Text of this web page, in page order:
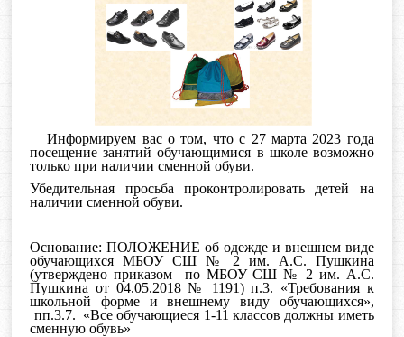
Информируем вас о том, что с 27 марта 2023 года
посещение занятий обучающимися в школе возможно
только при наличиисменной обуви.
Убедительная просьба проконтролировать детей на
наличии сменной обуви.
Основание: ПОЛОЖЕНИЕ об одежде и внешнем виде
обучающихся МБОУ СШ № 2 им. А.С. Пушкина
(утверждено приказом по МБОУ СШ № 2 им. А.С.
Пушкина от 04.05.2018 № 1191) п.3. «Требования к
школьной форме и внешнему виду обучающихся»,
пп.3.7. «Все обучающиеся 1-11 классов должны иметь
сменную обувь»